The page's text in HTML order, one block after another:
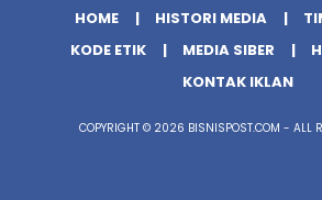
HOME HISTORI MEDIA
KODE ETIK
MEDIA SIBER
KONTAK IKLAN
COPYRIGHT © 2026 BISNISPOST.COM - ALL